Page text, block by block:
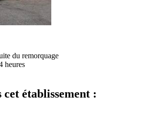
du remorquage
heures
cet établissement :